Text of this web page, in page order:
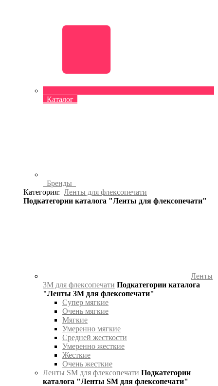
Каталог
Бренды
Категория: Ленты для флексопечати
Подкатегории каталога "Ленты для флексопечати"
Ленты
3М для флексопечати Подкатегории каталога
"Ленты 3М для флексопечати"
Супер мягкие
Очень мягкие
Мягкие
Умеренно мягкие
Средней жесткости
Умеренно жесткие
Жесткие
Очень жесткие
Ленты SM для флексопечати Подкатегории
каталога "Ленты SM для флексопечати"